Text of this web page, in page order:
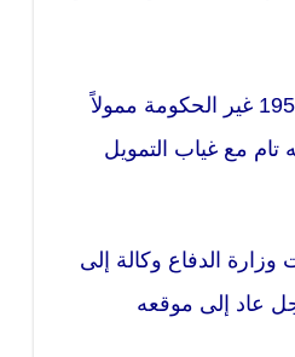
وبما أن الثقافة العراقية لم تعرف منذ «تأميمها» في العام 1958 غير الحكومة ممولاً
مع غياب التمويل
الدفاع وكالة إلى
عاد إلى موقعه